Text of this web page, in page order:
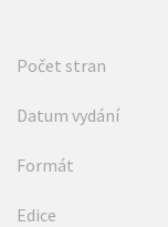
Počet stran
Datum vydání
Formát
Edice